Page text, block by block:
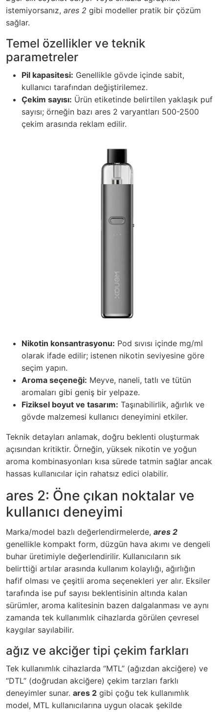
istemiyorsanız, ares 2 gibi modeller pratik bir çözüm
sağlar.
Temel özellikler ve teknik
parametreler
Pil kapasitesi: Genellikle gövde içinde sabit,
kullanıcı tarafından değiştirilemez.
Çekim sayısı: Ürün etiketinde belirtilen yaklaşık puf
sayısı; örneğin bazı ares 2 varyantları 500-2500
çekim arasında reklam edilir.
Nikotin konsantrasyonu: Pod sıvısı içinde mg/ml
olarak ifade edilir; istenen nikotin seviyesine göre
seçim yapın.
Aroma seçeneği: Meyve, naneli, tatlı ve tütün
aromaları gibi geniş bir yelpaze.
Fiziksel boyut ve tasarım: Taşınabilirlik, ağırlık ve
gövde malzemesi kullanıcı deneyimini etkiler.
Teknik detayları anlamak, doğru beklenti oluşturmak
açısından kritiktir. Örneğin, yüksek nikotin ve yoğun
aroma kombinasyonları kısa sürede tatmin sağlar ancak
hassas kullanıcılar için rahatsız edici olabilir.
ares 2: Öne çıkan noktalar ve
kullanıcı deneyimi
Marka/model bazlı değerlendirmelerde, ares 2
genellikle kompakt form, düzgün hava akımı ve dengeli
buhar üretimiyle değerlendirilir. Kullanıcıların sık
belirttiği artılar arasında kullanım kolaylığı, ağırlığın
hafif olması ve çeşitli aroma seçenekleri yer alır. Eksiler
tarafında ise puf sayısı beklentisinin altında kalan
sürümler, aroma kalitesinin bazen dalgalanması ve aynı
zamanda tek kullanımlık cihazlarda görülen çevresel
kaygılar sayılabilir.
ağız ve akciğer tipi çekim farkları
Tek kullanımlık cihazlarda “MTL” (ağızdan akciğere) ve
“DTL” (doğrudan akciğere) çekim tarzları farklı
deneyimler sunar. ares 2 gibi çoğu tek kullanımlık
model, MTL kullanıcılarına uygun olacak şekilde